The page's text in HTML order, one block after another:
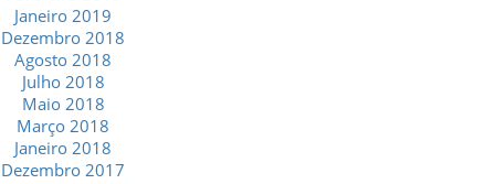
Janeiro 2019
Dezembro 2018
Agosto 2018
Julho 2018
Maio 2018
Março 2018
Janeiro 2018
Dezembro 2017